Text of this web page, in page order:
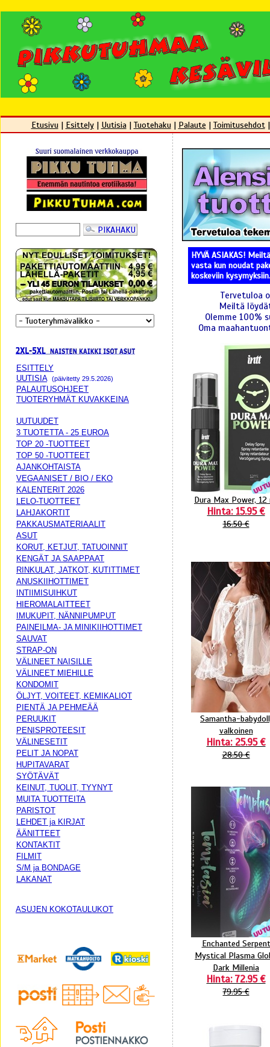
Etusivu| Esittely| Uutisia| Tuotehaku| Palaute | Toimitusehdot
ESITTELY
UUTISIA
(päivitetty 29.5.2026)
PALAUTUSOHJEET
TUOTERYHMÄT KUVAKKEINA
UUTUUDET
3 TUOTETTA - 25 EUROA
TOP 20 -TUOTTEET
TOP 50 -TUOTTEET
AJANKOHTAISTA
VEGAANISET / BIO / EKO
KALENTERIT 2026
LELO-TUOTTEET
LAHJAKORTIT
PAKKAUSMATERIAALIT
ASUT
KORUT, KETJUT, TATUOINNIT
KENGÄT JA SAAPPAAT
RINKULAT, JATKOT, KUTITTIMET
ANUSKIIHOTTIMET
INTIIMISUIHKUT
HIEROMALAITTEET
IMUKUPIT, NÄNNIPUMPUT
PAINEILMA- JA MINIKIIHOTTIMET
SAUVAT
STRAP-ON
VÄLINEET NAISILLE
VÄLINEET MIEHILLE
KONDOMIT
ÖLJYT, VOITEET, KEMIKALIOT
PIENTÄ JA PEHMEÄÄ
PERUUKIT
PENISPROTEESIT
VÄLINESETIT
PELIT JA NOPAT
HUPITAVARAT
SYÖTÄVÄT
KEINUT, TUOLIT, TYYNYT
MUITA TUOTTEITA
PARISTOT
LEHDET ja KIRJAT
ÄÄNITTEET
KONTAKTIT
FILMIT
S/M ja BONDAGE
LAKANAT
ASUJEN KOKOTAULUKOT
HYVÄ ASIAKAS!
vasta kun noudat
koskeviin
Tervetuloa
Meiltä
Olemme 100%
Oma
Dura Max Power, 12
Hinta: 15.95 €
16.50 €
Samantha-
valkoinen
Hinta: 25.95 €
28.50 €
Enchanted Serpent
Mystical Plasma
Dark Millenia
Hinta: 72.95 €
79.95 €